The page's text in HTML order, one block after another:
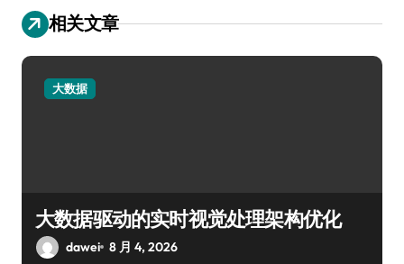
相关文章
大数据
大数据驱动的实时视觉处理架构优化
dawei 8 月 4, 2026